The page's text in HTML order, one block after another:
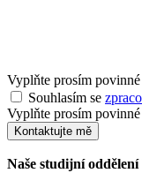
Vyplňte prosím
Souhlasím se
Vyplňte prosím
Kontaktujte mě
Naše studijní